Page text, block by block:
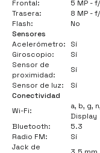
Frontal:
5 MP -
Trasera:
8 MP -
Flash:
No
Sensores
Acelerómetro:
Sí
Giroscopio:
Sí
Sensor de
proximidad:
Sí
Sensor de luz:
Sí
Conectividad
Wi-Fi:
a, b, g,
Display
Bluetooth:
5.3
Radio FM:
Sí
Jack de